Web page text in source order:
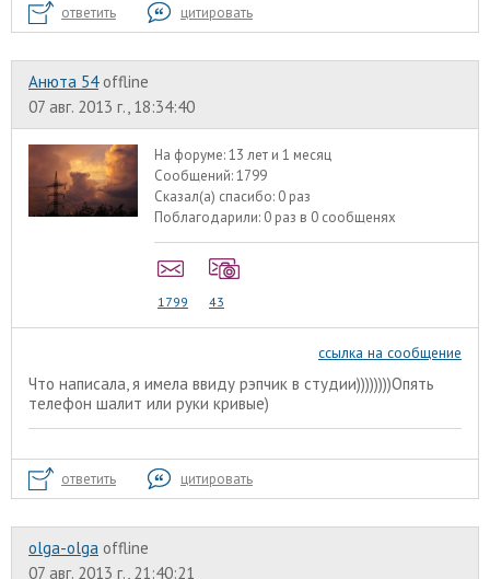
ответить цитировать
Анюта 54 offline
07 авг. 2013 г., 18:34:40
На форуме:13 лет и 1 месяц
Сообщений:1799
Сказал(а) спасибо: 0 раз
Поблагодарили: 0 раз в 0 сообщенях
1799 43
ссылка на сообщение
Что написала, я имела ввиду рэпчик в студии))))))))Опять
телефон шалит или руки кривые)
ответить цитировать
olga-olga offline
07 авг. 2013 г., 21:40:21